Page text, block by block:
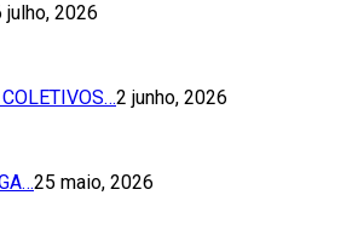
julho, 2026
2 junho, 2026
25 maio, 2026